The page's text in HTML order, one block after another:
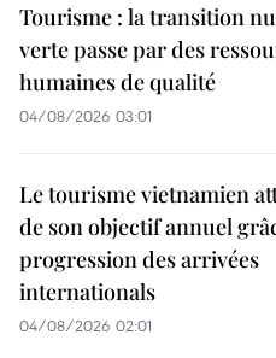
Tourisme : la transition
verte passe par des
humaines de qualité
04/08/2026 03:01
Le tourisme vietnamien
de son objectif annuel
progression des arrivées
internationals
04/08/2026 02:01